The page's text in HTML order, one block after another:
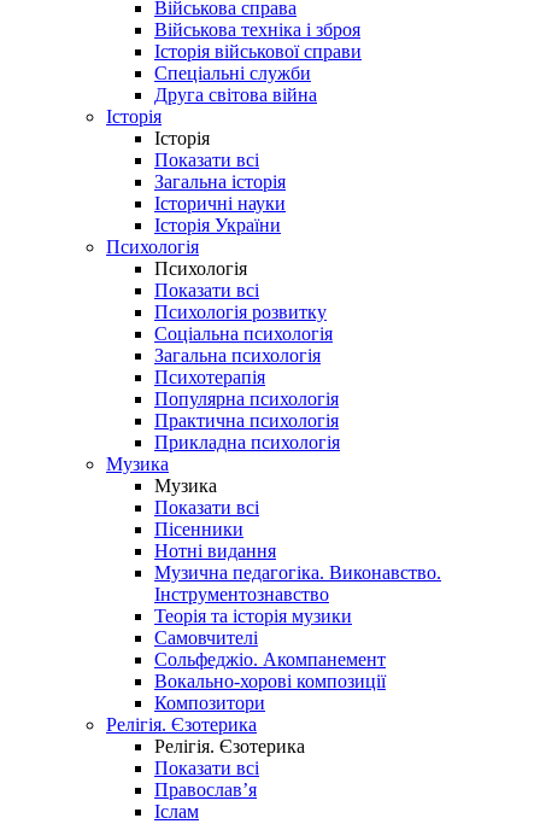
Військова справа
Військова техніка і зброя
Історія військової справи
Спеціальні служби
Друга світова війна
Історія
Історія
Показати всі
Загальна історія
Історичні науки
Історія України
Психологія
Психологія
Показати всі
Психологія розвитку
Соціальна психологія
Загальна психологія
Психотерапія
Популярна психологія
Практична психологія
Прикладна психологія
Музика
Музика
Показати всі
Пісенники
Нотні видання
Музична педагогіка. Виконавство.
Інструментознавство
Теорія та історія музики
Самовчителі
Сольфеджіо. Акомпанемент
Вокально-хорові композиції
Композитори
Релігія. Єзотерика
Релігія. Єзотерика
Показати всі
Православ’я
Іслам